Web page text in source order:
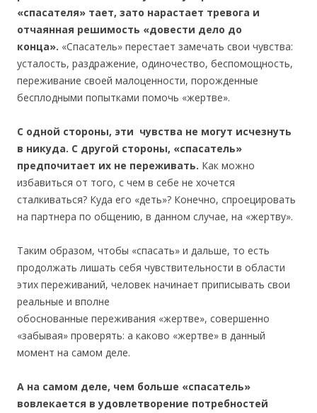
«спасателя» тает, зато нарастает тревога и
отчаянная решимость «довести дело до
конца». «Спасатель» перестает замечать свои чувства:
усталость, раздражение, одиночество, беспомощность,
переживание своей малоценности, порожденные
бесплодными попытками помочь «жертве».
С одной стороны, эти чувства не могут исчезнуть
в никуда. С другой стороны, «спасатель»
предпочитает их не переживать. Как можно
избавиться от того, с чем в себе не хочется
сталкиваться? Куда его «деть»? Конечно, спроецировать
на партнера по общению, в данном случае, на «жертву».
Таким образом, чтобы «спасать» и дальше, то есть
продолжать лишать себя чувствительности в области
этих переживаний, человек начинает приписывать свои
реальные и вполне
обоснованные переживания «жертве», совершенно
«забывая» проверять: а каково «жертве» в данный
момент на самом деле.
А на самом деле, чем больше «спасатель»
вовлекается в удовлетворение потребностей